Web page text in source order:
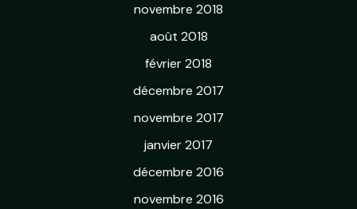
novembre 2018
août 2018
février 2018
décembre 2017
novembre 2017
janvier 2017
décembre 2016
novembre 2016